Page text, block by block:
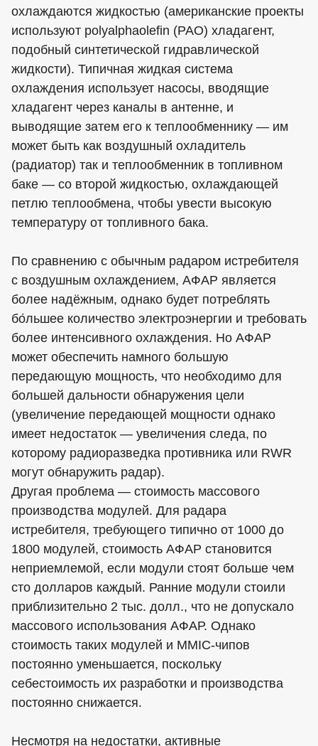
охлаждаются жидкостью (американские проекты
используют polyalphaolefin (PAO) хладагент,
подобный синтетической гидравлической
жидкости). Типичная жидкая система
охлаждения использует насосы, вводящие
хладагент через каналы в антенне, и
выводящие затем его к теплообменнику — им
может быть как воздушный охладитель
(радиатор) так и теплообменник в топливном
баке — со второй жидкостью, охлаждающей
петлю теплообмена, чтобы увести высокую
температуру от топливного бака.
По сравнению с обычным радаром истребителя
с воздушным охлаждением, AФAР является
более надёжным, однако будет потреблять
бо́льшее количество электроэнергии и требовать
более интенсивного охлаждения. Но AФAР
может обеспечить намного большую
передающую мощность, что необходимо для
большей дальности обнаружения цели
(увеличение передающей мощности однако
имеет недостаток — увеличения следа, по
которому радиоразведка противника или RWR
могут обнаружить радар).
Другая проблема — стоимость массового
производства модулей. Для радара
истребителя, требующего типично от 1000 до
1800 модулей, стоимость AФAР становится
неприемлемой, если модули стоят больше чем
сто долларов каждый. Ранние модули стоили
приблизительно 2 тыс. долл., что не допускало
массового использования AФAР. Однако
стоимость таких модулей и MMIC-чипов
постоянно уменьшается, поскольку
себестоимость их разработки и производства
постоянно снижается.
Несмотря на недостатки, активные